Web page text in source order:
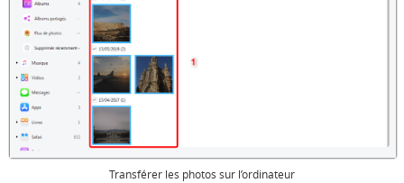
Transférer les photos sur l’ordinateur